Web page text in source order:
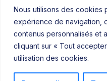
Nous utilisons des cookies
expérience de navigation,
contenus personnalisés et
cliquant sur « Tout
utilisation des cookies.
CGU
CGV